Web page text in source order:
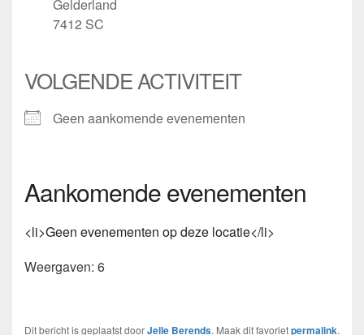
Gelderland
7412 SC
VOLGENDE ACTIVITEIT
Geen aankomende evenementen
Aankomende evenementen
<li>Geen evenementen op deze locatie</li>
Weergaven: 6
Dit bericht is geplaatst doorJelle Berends. Maak dit favorietpermalink.